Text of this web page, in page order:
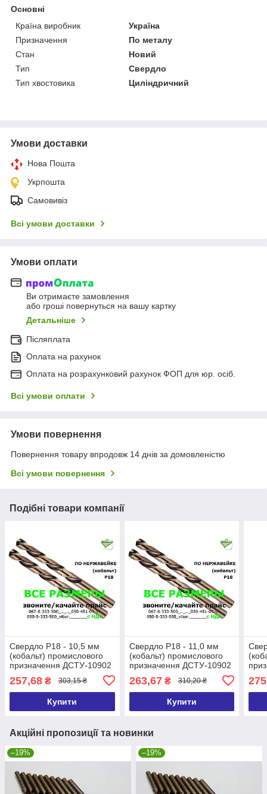
Основні
Країна виробник
Україна
Призначення
По металу
Стан
Новий
Тип
Свердло
Тип хвостовика
Циліндричний
Умови доставки
Нова Пошта
Укрпошта
Самовивіз
Всі умови доставки
Умови оплати
Ви отримаєте замовлення
або гроші повернуться на вашу картку
Детальніше
Післяплата
Оплата на рахунок
Оплата на розрахунковий рахунок ФОП для юр. осіб.
Всі умови оплати
Умови повернення
Повернення товару впродовж 14 днів за домовленістю
Всі умови повернення
Подібні товари компанії
Свердло Р18 - 10,5 мм
(кобальт) промислового
призначення ДСТУ-10902
Р6М5К5/Р9 (DIN338 G-Co)
257,68 ₴ 303,15 ₴
Купити
Свердло Р18 - 11,0 мм
(кобальт) промислового
призначення ДСТУ-10902
Р6М5К5/Р9 (DIN338 G-Co)
263,67₴ 310,20 ₴
Купити
Акційні пропозиції та новинки
–19% –19%